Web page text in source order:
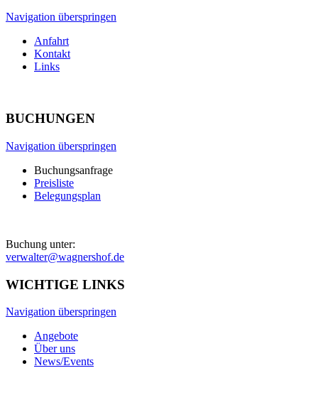
Navigation überspringen
Anfahrt
Kontakt
Links
BUCHUNGEN
Navigation überspringen
Buchungsanfrage
Preisliste
Belegungsplan
Buchung unter:
verwalter@wagnershof.de
WICHTIGE LINKS
Navigation überspringen
Angebote
Über uns
News/Events